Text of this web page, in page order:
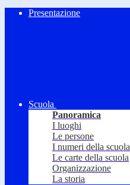
Presentazione
Scuola
Panoramica
I luoghi
Le persone
I numeri della scuola
Le carte della scuola
Organizzazione
La storia